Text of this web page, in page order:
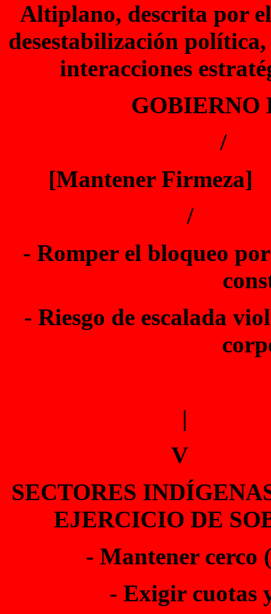
Altiplano, descrita por
desestabilización
interacciones
GOBIERNO
[Mantener
/
- Romper el bloqueo
- Riesgo de escalada
|
SECTORES
EJERCICIO DE
- Mantener cerco
- Exigir cuotas